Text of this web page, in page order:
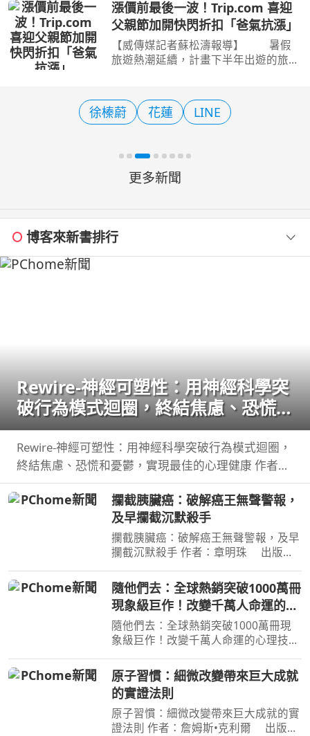
08/23在宜蘭「外澳沙灘」盛大登場。
日前舉辦啟動記者會，現場貴賓雲集
漲價前最後一波！Trip.com 喜迎
父親節加開快閃折扣「爸氣抗漲」
【威傳媒記者蘇松濤報導】 暑假
旅遊熱潮延續，計畫下半年出遊的旅客
結合父親節檔期，即日起至 8 月 8 日晚
間11點59分 推出限時
徐榛蔚 花蓮 LINE
更多新聞
博客來新書排行
Rewire-神經可塑性：用神經科學突
破行為模式迴圈，終結焦慮、恐慌和
憂鬱，實現最佳的心理健康
Rewire-神經可塑性：用神經科學突破行為模式迴圈，
終結焦慮、恐慌和憂鬱，實現最佳的心理健康 作者：
妮可•維諾拉（Nicole Vignola） 出版社：麥田 出版日
期：2024-05-30 00:00:00 ＜內容簡介＞ 無法
攔截胰臟癌：破解癌王無聲警報，
及早攔截沉默殺手
攔截胰臟癌：破解癌王無聲警報，及早
攔截沉默殺手 作者：章明珠 出版
04 00:00:00 定期健檢正常，為何仍得
胰臟癌？ 台大權威醫師25年篩檢實
證， 鎖定胰臟癌關鍵1公分，
隨他們去：全球熱銷突破1000萬冊
現象級巨作！改變千萬人命運的心
理技巧【附放下執念明信片】
隨他們去：全球熱銷突破1000萬冊現
象級巨作！改變千萬人命運的心理技巧
賓斯（Mel Robbins） 出版社：平安
文化 出版日期：2026-07-03
00:00:00 ＜內容簡介＞戒掉你
原子習慣：細微改變帶來巨大成就
的實證法則
原子習慣：細微改變帶來巨大成就的實
證法則 作者：詹姆斯•克利爾 出版